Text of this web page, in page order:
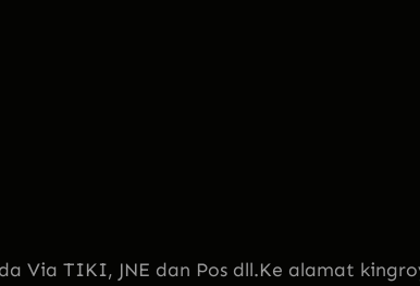
Via TIKI, JNE dan Pos dll.Ke alamat